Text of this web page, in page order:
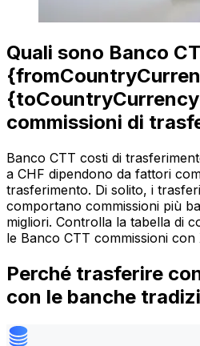
Quali sono Banco
commissioni di
Banco CTT costi di
a CHF dipendono da fattori
trasferimento. Di solito, i
comportano commissioni più
migliori. Controlla la tabella di
le Banco CTT commissioni con
Perché trasferire
con le banche